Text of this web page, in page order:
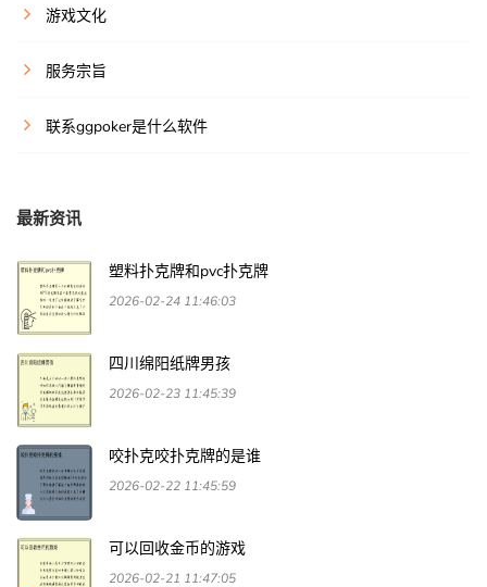
游戏文化
服务宗旨
联系ggpoker是什么软件
最新资讯
塑料扑克牌和pvc扑克牌
2026-02-24 11:46:03
四川绵阳纸牌男孩
2026-02-23 11:45:39
咬扑克咬扑克牌的是谁
2026-02-22 11:45:59
可以回收金币的游戏
2026-02-21 11:47:05